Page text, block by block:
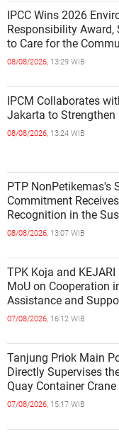
IPCC Wins 2026
Responsibility
to Care for the
08/08/2026, 13:29 WIB
IPCM Collaborates
Jakarta to
08/08/2026, 13:24 WIB
PTP NonPetikemas's Social Responsibility
Commitment
Recognition in the
Category
08/08/2026, 13:07 WIB
TPK Koja and
MoU on Cooperation
Assistance and
07/08/2026, 16:12 WIB
Tanjung Priok Main
Directly Supervises
Quay Container
Marimas Ship at the
07/08/2026, 15:17 WIB